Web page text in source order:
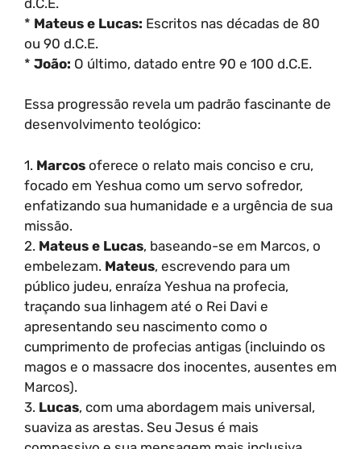
* Mateus e Lucas: Escritos nas décadas de 80
ou 90 d.C.E.
* João: O último, datado entre 90 e 100 d.C.E.
Essa progressão revela um padrão fascinante de
desenvolvimento teológico:
1. Marcos oferece o relato mais conciso e cru,
focado em Yeshua como um servo sofredor,
enfatizando sua humanidade e a urgência de sua
missão.
2. Mateus e Lucas, baseando-se em Marcos, o
embelezam. Mateus, escrevendo para um
público judeu, enraíza Yeshua na profecia,
traçando sua linhagem até o Rei Davi e
apresentando seu nascimento como o
cumprimento de profecias antigas (incluindo os
magos e o massacre dos inocentes, ausentes em
Marcos).
3. Lucas, com uma abordagem mais universal,
suaviza as arestas. Seu Jesus é mais